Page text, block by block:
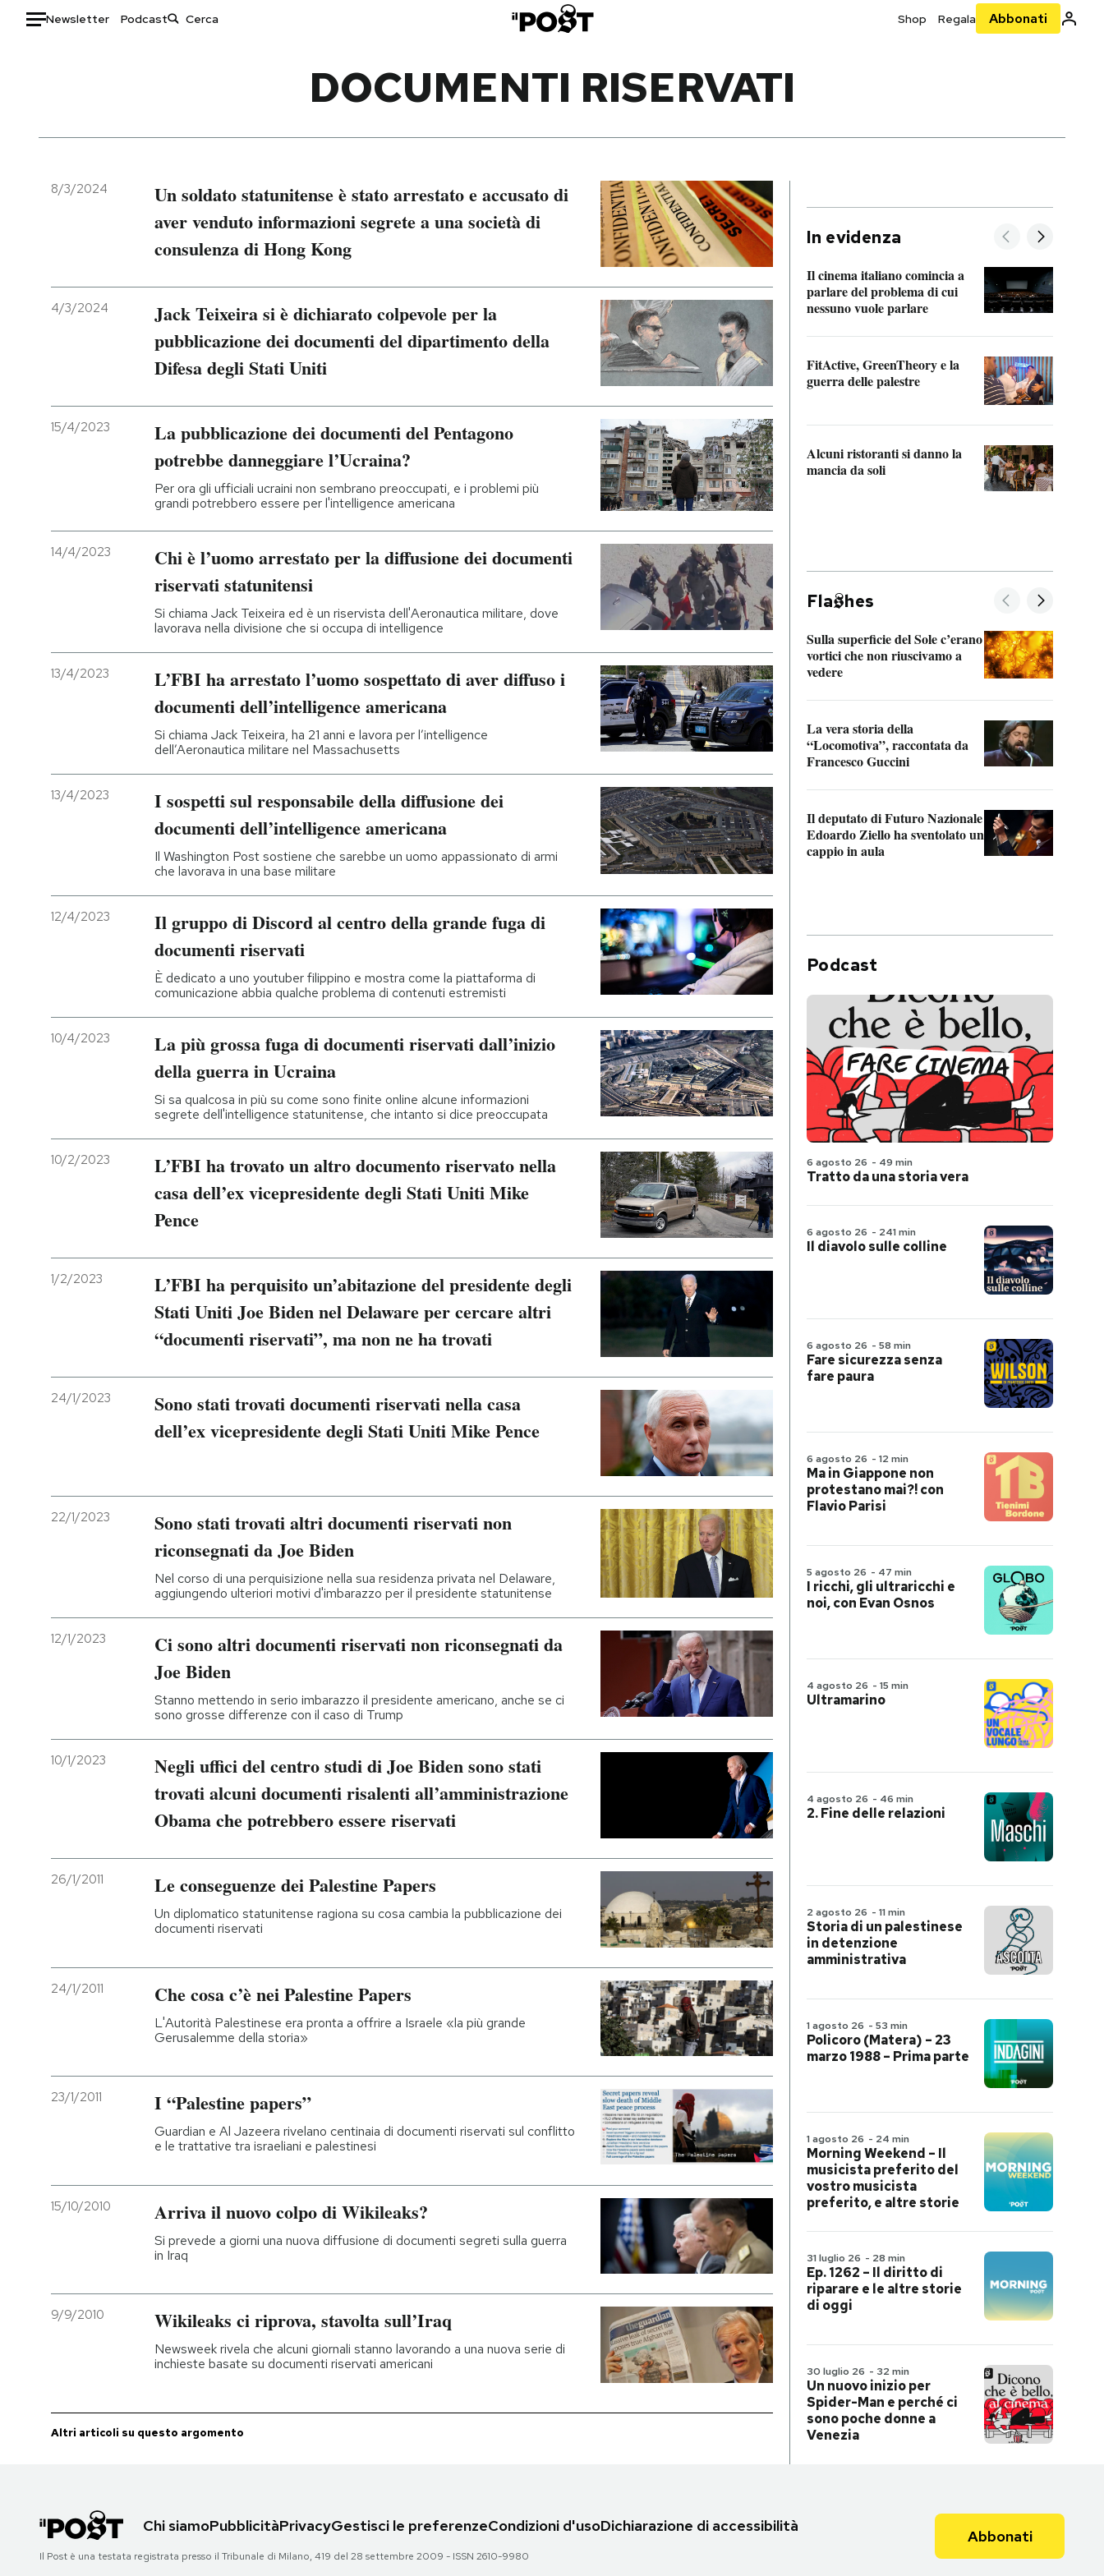
Newsletter Podcast Shop Regala Abbonati
Italia
Politica
Economia
Moda
Ok Boomer!
Media
I MIEI PREFERITI
SHOP
AREA PERSONALE
DOCUMENTI RISERVATI
8/3/2024
Un soldato statunitense è stato arrestato e accusato di
aver venduto informazioni segrete a una società di
consulenza di Hong Kong
4/3/2024
Jack Teixeira si è dichiarato colpevole per la
pubblicazione dei documenti del dipartimento della
Difesa degli Stati Uniti
15/4/2023
La pubblicazione dei documenti del Pentagono
potrebbe danneggiare l’Ucraina?
Per ora gli ufficiali ucraini non sembrano preoccupati, e i problemi più
grandi potrebbero essere per l'intelligence americana
14/4/2023
Chi è l’uomo arrestato per la diffusione dei documenti
riservati statunitensi
Si chiama Jack Teixeira ed è un riservista dell'Aeronautica militare, dove
lavorava nella divisione che si occupa di intelligence
13/4/2023
L’FBI ha arrestato l’uomo sospettato di aver diffuso i
documenti dell’intelligence americana
Si chiama Jack Teixeira, ha 21 anni e lavora per l’intelligence
dell’Aeronautica militare nel Massachusetts
13/4/2023
I sospetti sul responsabile della diffusione dei
documenti dell’intelligence americana
Il Washington Post sostiene che sarebbe un uomo appassionato di armi
che lavorava in una base militare
12/4/2023
Il gruppo di Discord al centro della grande fuga di
documenti riservati
È dedicato a uno youtuber filippino e mostra come la piattaforma di
comunicazione abbia qualche problema di contenuti estremisti
10/4/2023
La più grossa fuga di documenti riservati dall’inizio
della guerra in Ucraina
Si sa qualcosa in più su come sono finite online alcune informazioni
segrete dell'intelligence statunitense, che intanto si dice preoccupata
10/2/2023
L’FBI ha trovato un altro documento riservato nella
casa dell’ex vicepresidente degli Stati Uniti Mike
Pence
1/2/2023
L’FBI ha perquisito un’abitazione del presidente degli
Stati Uniti Joe Biden nel Delaware per cercare altri
“documenti riservati”, ma non ne ha trovati
24/1/2023
Sono stati trovati documenti riservati nella casa
dell’ex vicepresidente degli Stati Uniti Mike Pence
22/1/2023
Sono stati trovati altri documenti riservati non
riconsegnati da Joe Biden
Nel corso di una perquisizione nella sua residenza privata nel Delaware,
aggiungendo ulteriori motivi d'imbarazzo per il presidente statunitense
12/1/2023
Ci sono altri documenti riservati non riconsegnati da
Joe Biden
Stanno mettendo in serio imbarazzo il presidente americano, anche se ci
sono grosse differenze con il caso di Trump
10/1/2023
Negli uffici del centro studi di Joe Biden sono stati
trovati alcuni documenti risalenti all’amministrazione
Obama che potrebbero essere riservati
26/1/2011 Le conseguenze dei Palestine Papers
Un diplomatico statunitense ragiona su cosa cambia la pubblicazione dei
documenti riservati
24/1/2011 Che cosa c’è nei Palestine Papers
L'Autorità Palestinese era pronta a offrire a Israele «la più grande
Gerusalemme della storia»
23/1/2011 I “Palestine papers”
Guardian e Al Jazeera rivelano centinaia di documenti riservati sul conflitto
e le trattative tra israeliani e palestinesi
15/10/2010 Arriva il nuovo colpo di Wikileaks?
Si prevede a giorni una nuova diffusione di documenti segreti sulla guerra
in Iraq
9/9/2010 Wikileaks ci riprova, stavolta sull’Iraq
Newsweek rivela che alcuni giornali stanno lavorando a una nuova serie di
inchieste basate su documenti riservati americani
Altri articoli su questo argomento
In evidenza
Il cinema italiano comincia a
parlare del problema di cui
nessuno vuole parlare
FitActive, GreenTheory e la
guerra delle palestre
Alcuni ristoranti si danno la
mancia da soli
Fla hes
Sulla superficie del Sole c’erano
vortici che non riuscivamo a
vedere
La vera storia della
“Locomotiva”, raccontata da
Francesco Guccini
Il deputato di Futuro Nazionale
Edoardo Ziello ha sventolato un
cappio in aula
Podcast
6 agosto 26 - 49 min
Tratto da una storia vera
6 agosto 26 - 241 min
Il diavolo sulle colline
6 agosto 26 - 58 min
Fare sicurezza senza
fare paura
6 agosto 26 - 12 min
Ma in Giappone non
protestano mai?! con
Flavio Parisi
5 agosto 26 - 47 min
I ricchi, gli ultraricchi e
noi, con Evan Osnos
4 agosto 26 - 15 min
Ultramarino
4 agosto 26 - 46 min
2. Fine delle relazioni
2 agosto 26 - 11 min
Storia di un palestinese
in detenzione
amministrativa
1 agosto 26 - 53 min
Policoro (Matera) – 23
marzo 1988 – Prima parte
1 agosto 26 - 24 min
Morning Weekend – Il
musicista preferito del
vostro musicista
preferito, e altre storie
31 luglio 26 - 28 min
Ep. 1262 – Il diritto di
riparare e le altre storie
di oggi
30 luglio 26 - 32 min
Un nuovo inizio per
Spider-Man e perché ci
sono poche donne a
Venezia
Chi siamoPubblicitàPrivacyGestisci le preferenzeCondizioni d'usoDichiarazione di accessibilità
Il Post è una testata registrata presso il Tribunale di Milano, 419 del 28 settembre 2009 - ISSN 2610-9980
Abbonati